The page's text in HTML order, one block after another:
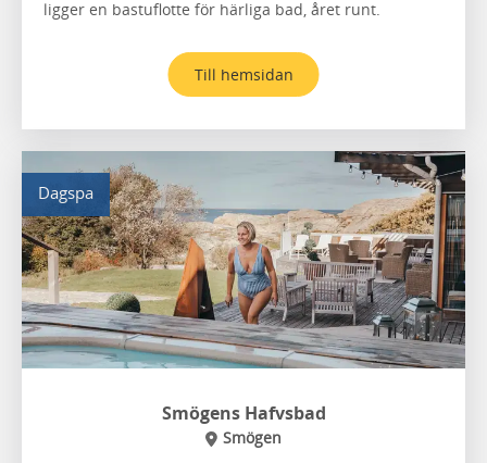
ligger en bastuflotte för härliga bad, året runt.
Till hemsidan
Dagspa
Smögens Hafvsbad
Smögen